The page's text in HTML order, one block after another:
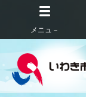
メニュ－